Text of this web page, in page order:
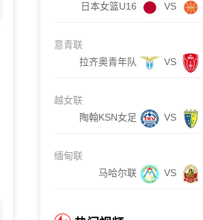
日本女篮U16
VS
意青联
拉齐奥青年队
VS
越女联
陶翰KSN女足
VS
缅甸联
马哈尔联
VS